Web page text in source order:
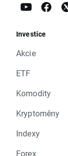
Investice
Akcie
ETF
Komodity
Kryptoměny
Indexy
Forex